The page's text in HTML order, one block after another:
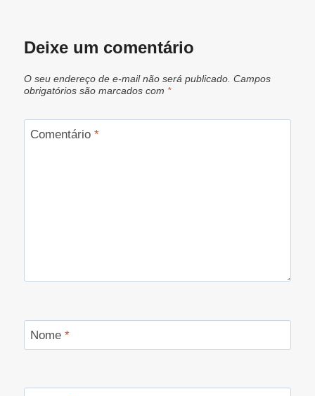
Deixe um comentário
O seu endereço de e-mail não será publicado. Campos
obrigatórios são marcados com *
Comentário *
Nome *